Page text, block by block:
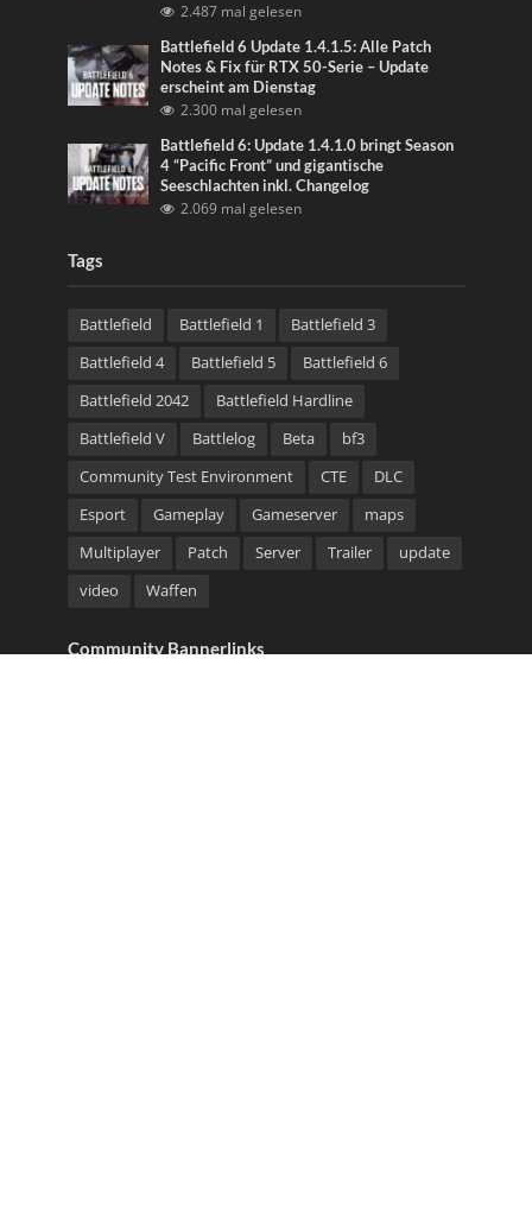
2.487 mal gelesen
Battlefield 6 Update 1.4.1.5: Alle Patch
Notes & Fix für RTX 50-Serie – Update
erscheint am Dienstag
2.300 mal gelesen
Battlefield 6: Update 1.4.1.0 bringt Season
4 “Pacific Front” und gigantische
Seeschlachten inkl. Changelog
2.069 mal gelesen
Tags
Battlefield Battlefield 1
Battlefield 3
Battlefield 4
Battlefield 5
Battlefield 6
Battlefield 2042
Battlefield Hardline
Battlefield V
Battlelog Beta
bf3
Community Test Environment
CTE
DLC
Esport
Gameplay Gameserver
maps
Multiplayer
Patch Server Trailer
update
video
Waffen
Community Bannerlinks